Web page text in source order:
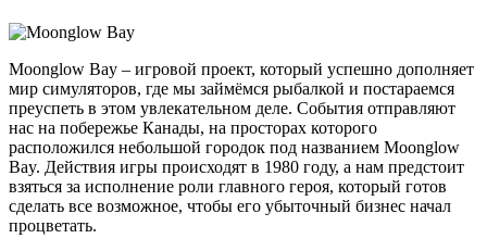
Moonglow Bay – игровой проект, который успешно дополняет
мир симуляторов, где мы займёмся рыбалкой и постараемся
преуспеть в этом увлекательном деле. События отправляют
нас на побережье Канады, на просторах которого
расположился небольшой городок под названием Moonglow
Bay. Действия игры происходят в 1980 году, а нам предстоит
взяться за исполнение роли главного героя, который готов
сделать все возможное, чтобы его убыточный бизнес начал
процветать.